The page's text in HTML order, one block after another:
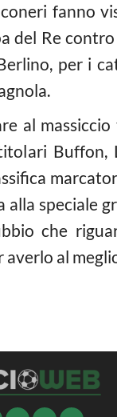
fanno
del Re
per i
al
Buffon,
speciale
che
al